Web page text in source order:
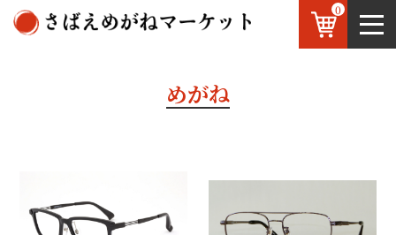
鯖江のめがね
お知らせ
0
めがね